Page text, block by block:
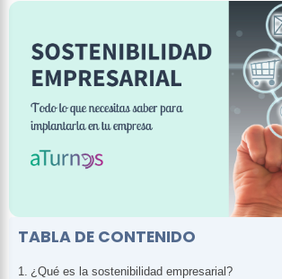
TABLA DE CONTENIDO
¿Qué es la sostenibilidad empresarial?